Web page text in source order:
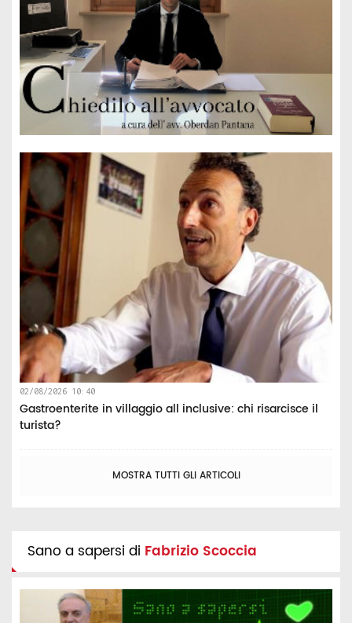
02/08/2026 10:40
Gastroenterite in villaggio all inclusive: chi risarcisce il
turista?
MOSTRA TUTTI GLI ARTICOLI
Sano a sapersi di Fabrizio Scoccia